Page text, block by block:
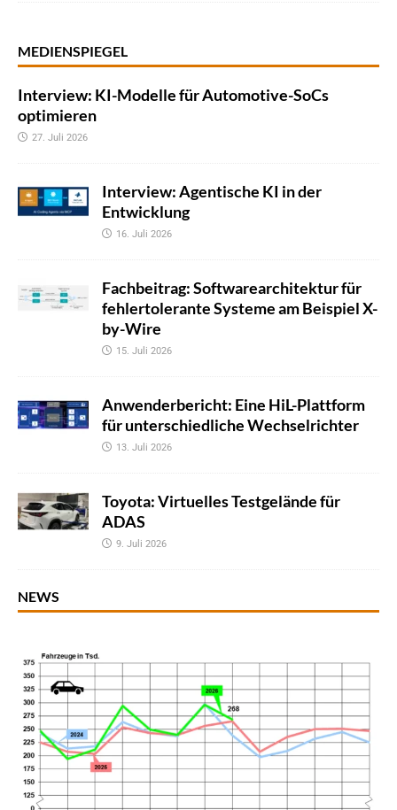
MEDIENSPIEGEL
Interview: KI-Modelle für Automotive-SoCs
optimieren
27. Juli 2026
Interview: Agentische KI in der
Entwicklung
16. Juli 2026
Fachbeitrag: Softwarearchitektur für
fehlertolerante Systeme am Beispiel X-
by-Wire
15. Juli 2026
Anwenderbericht: Eine HiL-Plattform
für unterschiedliche Wechselrichter
13. Juli 2026
Toyota: Virtuelles Testgelände für
ADAS
9. Juli 2026
NEWS